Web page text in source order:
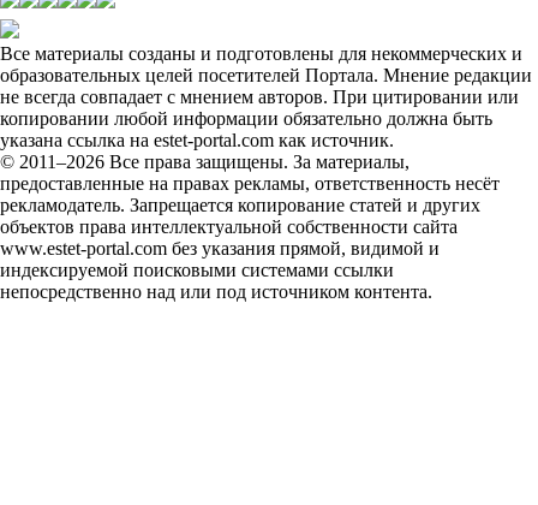
Все материалы созданы и подготовлены для некоммерческих и
образовательных целей посетителей Портала. Мнение редакции
не всегда совпадает с мнением авторов. При цитировании или
копировании любой информации обязательно должна быть
указана ссылка на estet-portal.com как источник.
© 2011–2026 Все права защищены. За материалы,
предоставленные на правах рекламы, ответственность несёт
рекламодатель. Запрещается копирование статей и других
объектов права интеллектуальной собственности сайта
www.estet-portal.com без указания прямой, видимой и
индексируемой поисковыми системами ссылки
непосредственно над или под источником контента.